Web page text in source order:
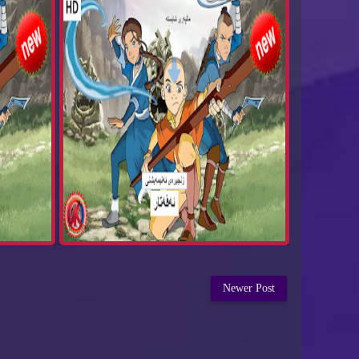
Newer Post